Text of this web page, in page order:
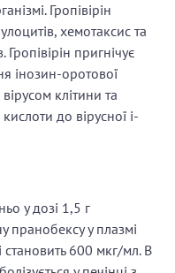
Гропівірін
хемотаксис та
пригнічує
інозин-оротової
клітини та
до вірусної і-
у дозі 1,5 г
пранобексу у плазмі
становить 600 мкг/мл. В